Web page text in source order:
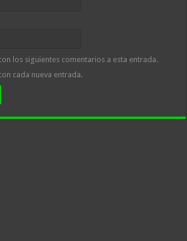
los siguientes comentarios a esta entrada.
cada nueva entrada.